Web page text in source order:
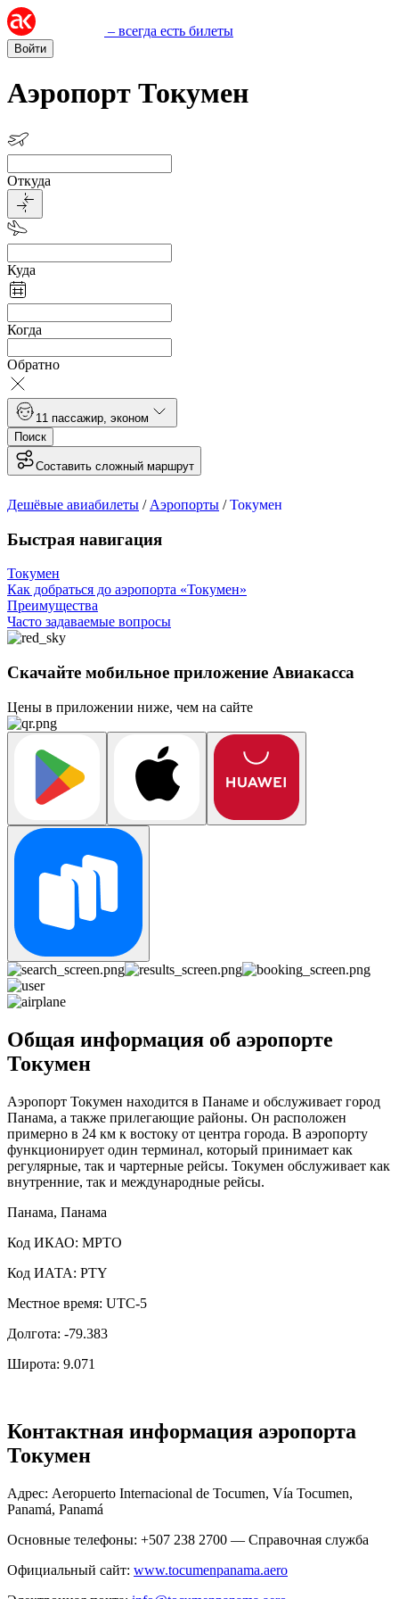
– всегда есть билеты
Войти
Аэропорт Токумен
Откуда
Куда
Когда
Обратно
1 1 пассажир эконом
Поиск
Составить сложный маршрут
Дешёвые авиабилеты / Аэропорты /Токумен
Быстрая навигация
Токумен
Как добраться до аэропорта «Токумен»
Преимущества
Часто задаваемые вопросы
Скачайте мобильное приложение Авиакасса
Цены в приложении ниже, чем на сайте
Общая информация об аэропорте
Токумен
Аэропорт Токумен находится в Панаме и обслуживает город
Панама, а также прилегающие районы. Он расположен
примерно в 24 км к востоку от центра города. В аэропорту
функционирует один терминал, который принимает как
регулярные, так и чартерные рейсы. Токумен обслуживает как
внутренние, так и международные рейсы.
Панама, Панама
Код ИКАО: MPTO
Код ИАТА: PTY
Местное время: UTC-5
Долгота: -79.383
Широта: 9.071
Контактная информация аэропорта
Токумен
Адрес: Aeropuerto Internacional de Tocumen, Vía Tocumen,
Panamá, Panamá
Основные телефоны: +507 238 2700 — Справочная служба
Официальный сайт: www.tocumenpanama.aero